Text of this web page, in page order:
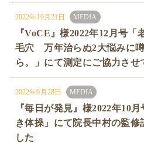
2022年10月21日 MEDIA
『VoCE』様2022年12月号
毛穴 万年治らぬ2大悩みに
ら。」にて測定にご協力させ
2022年9月28日 MEDIA
『毎日が発見』様2022年10
き体操」にて院長中村の監修
した